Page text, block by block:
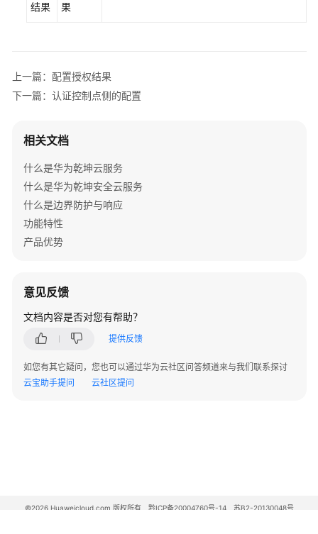
心
交
+接
入
换
机
+云
AP
场
AR+核
交
换
AP
结果
果
上一篇：配置授权结果
下一篇：认证控制点侧的配置
相关文档
什么是华为乾坤云服务
什么是华为乾坤安全云服务
什么是边界防护与响应
功能特性
产品优势
意见反馈
文档内容是否对您有帮助？
提供反馈
如您有其它疑问，您也可以通过华为云社区问答频道来与我们联系探讨
云宝助手提问
云社区提问
©2026 Huaweicloud.com 版权所有 黔ICP备20004760号-14
苏B2-20130048号